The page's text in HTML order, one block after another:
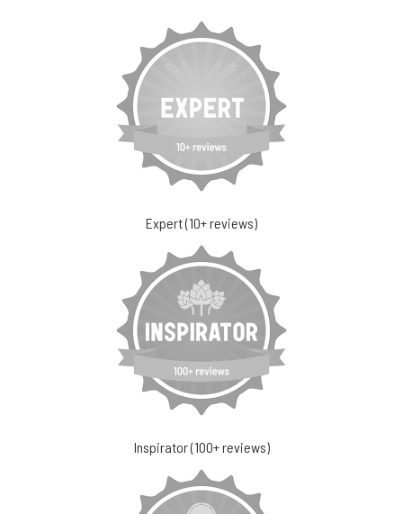
Expert (10+ reviews)
Inspirator (100+ reviews)